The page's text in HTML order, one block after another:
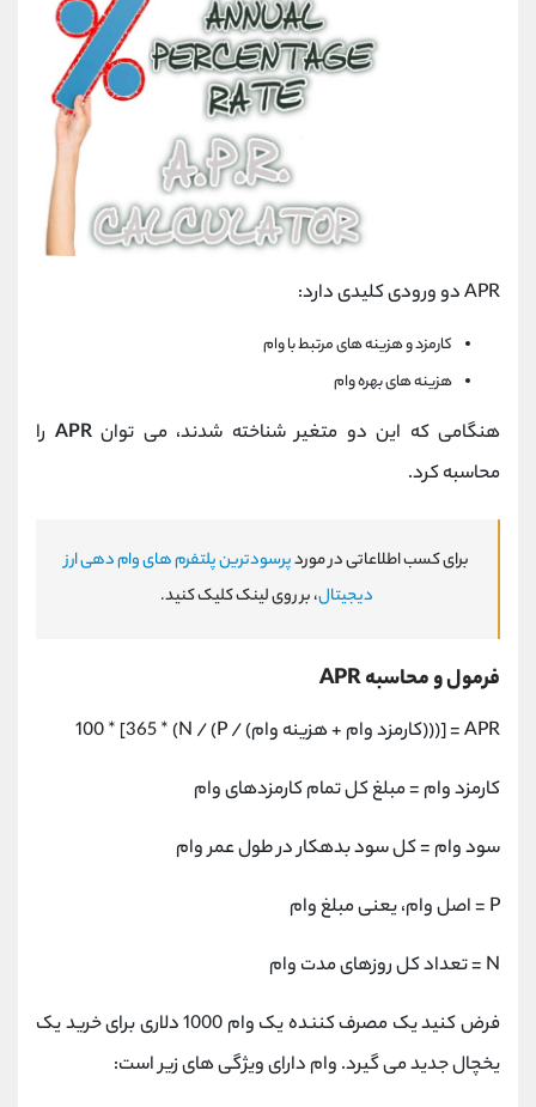
APR دو ورودی کلیدی دارد:
کارمزد و هزینه های مرتبط با وام
هزینه های بهره وام
هنگامی که این دو متغیر شناخته شدند، می توانAPR را
محاسبه کرد.
برای کسب اطلاعاتی در موردپرسودترین پلتفرم های وام دهی ارز
دیجیتال، بر روی لینک کلیک کنید.
فرمول و محاسبه APR
APR = [(((کارمزد وام + هزینه وام) / P) / N) * 365] * 100
کارمزد وام = مبلغ کل تمام کارمزدهای وام
سود وام = کل سود بدهکار در طول عمر وام
P = اصل وام، یعنی مبلغ وام
N = تعداد کل روزهای مدت وام
فرض کنید یک مصرف کننده یک وام 1000 دلاری برای خرید یک
یخچال جدید می گیرد. وام دارای ویژگی های زیر است: